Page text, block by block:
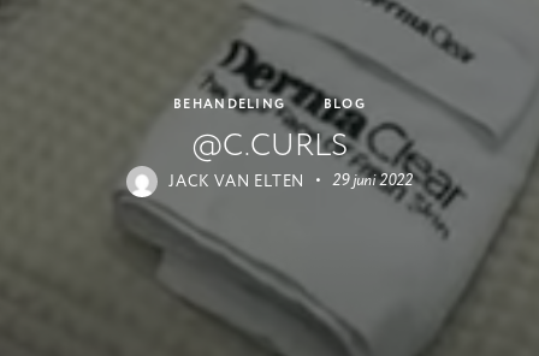
BEHANDELING BLOG
@C.CURLS
JACK VAN ELTEN 29 juni 2022